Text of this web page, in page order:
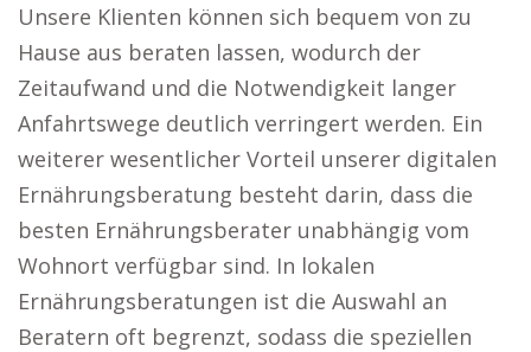
Unsere Klienten können sich bequem von zu
Hause aus beraten lassen, wodurch der
Zeitaufwand und die Notwendigkeit langer
Anfahrtswege deutlich verringert werden. Ein
weiterer wesentlicher Vorteil unserer digitalen
Ernährungsberatung besteht darin, dass die
besten Ernährungsberater unabhängig vom
Wohnort verfügbar sind. In lokalen
Ernährungsberatungen ist die Auswahl an
Beratern oft begrenzt, sodass die speziellen